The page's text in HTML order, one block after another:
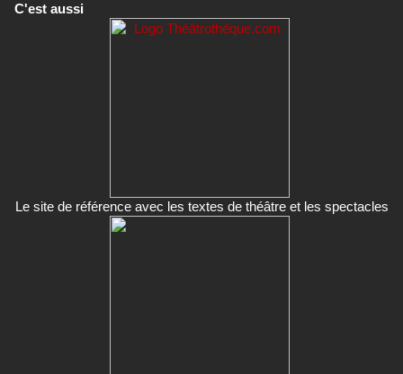
C'est aussi
Le site de référence avec les textes de théâtre et les spectacles